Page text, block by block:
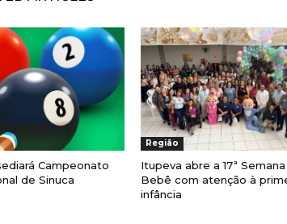
Campeonato
de Sinuca
Região
Itupeva abre a 17ª
Bebê com atenção à
infância